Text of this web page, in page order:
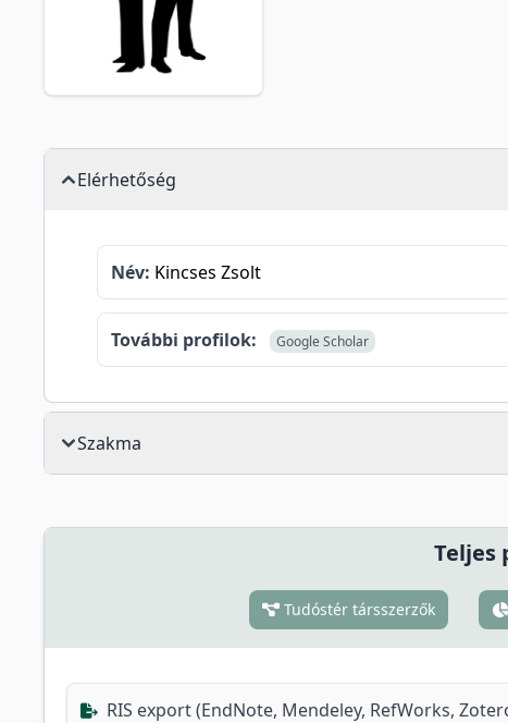
Elérhetőség
Név: Kincses Zsolt
További profilok: Google Scholar
Szakma
Teljes
Tudóstér társszerzők
RIS export (EndNote, Mendeley, RefWorks,